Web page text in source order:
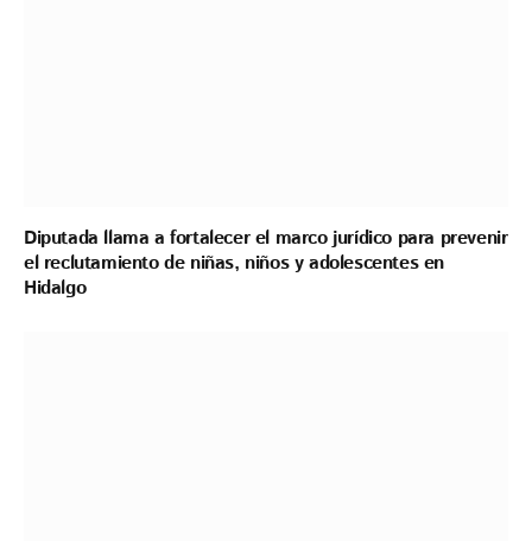
Diputada llama a fortalecer el marco jurídico para prevenir
el reclutamiento de niñas, niños y adolescentes en
Hidalgo